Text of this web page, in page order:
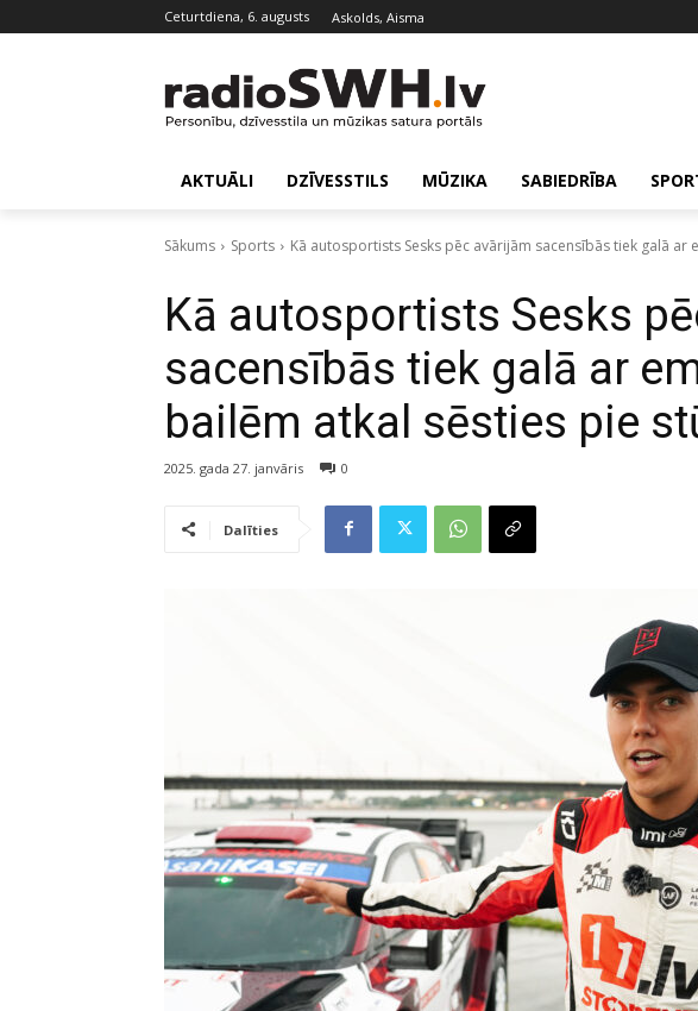
ceturtdiena, 6. augusts Askolds, Aisma
AKTUĀLI DZĪVESSTILS MŪZIKA SABIEDRĪBA
Sākums Sports Kā autosportists Sesks pēc avārijām sacensībās tiek galā ar
Kā autosportists Sesks
sacensībās tiek galā ar
bailēm atkal sēsties pie
2025. gada 27. janvāris 0
Dalīties